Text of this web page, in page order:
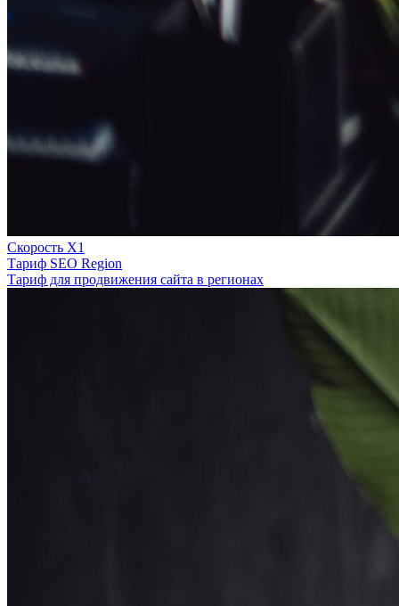
Скорость Х1
Тариф SEO Region
Тариф для продвижения сайта в регионах